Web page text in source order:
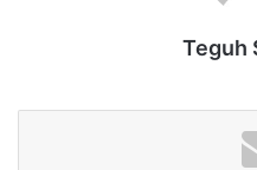
Teguh